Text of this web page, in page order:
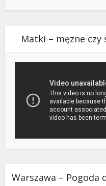
Matki – męzne czy
Warszawa – Pogoda